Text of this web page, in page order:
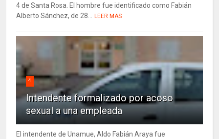
4 de Santa Rosa. El hombre fue identificado como Fabián
Alberto Sánchez, de 28... LEER MAS
4
Intendente formalizado por acoso
sexual a una empleada
El intendente de Unamue, Aldo Fabián Araya fue